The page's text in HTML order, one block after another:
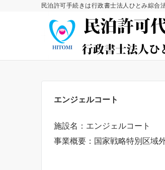
民泊許可手続きは行政書士法人ひとみ綜合
エンジェルコート
施設名：エンジェルコート
事業概要：国家戦略特別区域